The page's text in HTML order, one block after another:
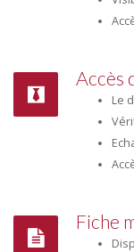
Accès
Le
Fiche